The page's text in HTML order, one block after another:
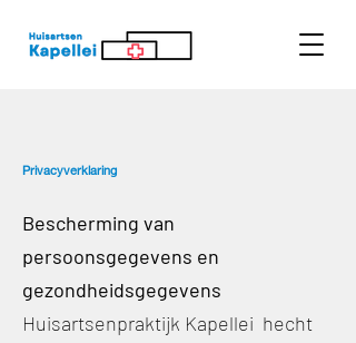
Privacyverklaring
Bescherming van
persoonsgegevens en
gezondheidsgegevens
Huisartsenpraktijk Kapellei hecht